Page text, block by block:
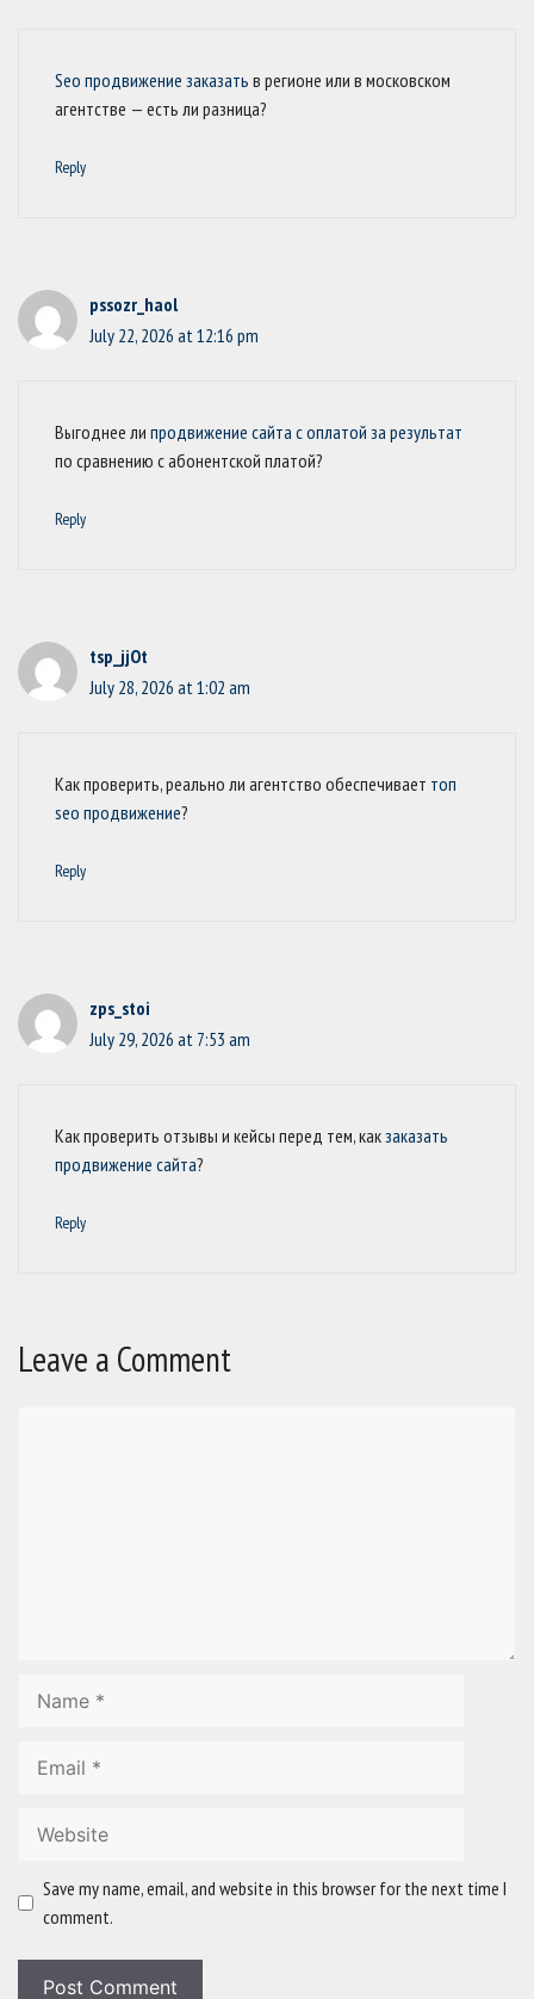
Seo продвижение заказать в регионе или в московском
агентстве — есть ли разница?
Reply
pssozr_haol
July 22, 2026 at 12:16 pm
Выгоднее ли продвижение сайта с оплатой за результат
по сравнению с абонентской платой?
Reply
tsp_jjOt
July 28, 2026 at 1:02 am
Как проверить, реально ли агентство обеспечивает топ
seo продвижение?
Reply
zps_stoi
July 29, 2026 at 7:53 am
Как проверить отзывы и кейсы перед тем, какзаказать
продвижение сайта?
Reply
Leave a Comment
Save my name, email, and website in this browser for the next time I
comment.